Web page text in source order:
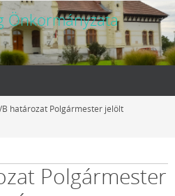
Önkormányzata
határozat Polgármester jelölt
Polgármester